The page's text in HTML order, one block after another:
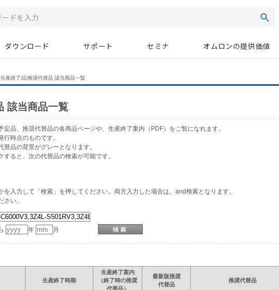
ダウンロード サポート セミナ オムロンの提供価値
生産終了品/推奨代替品 該当商品一覧
該当商品一覧
品、推奨代替品の各商品ページや、生産終了案内（PDF）をご覧になれます。
時点のものです。
品の背景がグレーとなります。
すると、次の代替品の検索が可能です。
入力して「検索」を押してください。両方入力した場合は、and検索となります。
い。
年 月
生産終了時期
生産終了案内
（終了時の推奨
代替品）
最新版推奨
代替品
推奨代替品